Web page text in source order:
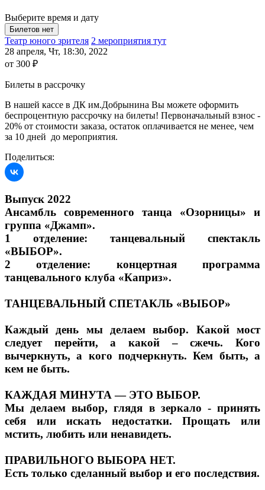
Выберите время и дату
Театр юного зрителя 2 мероприятия тут
28 апреля, Чт, 18:30, 2022
от 300 ₽
Билеты в рассрочку
В нашей кассе в ДК им.Добрынина Вы можете оформить
беспроцентную рассрочку на билеты! Первоначальный взнос -
20% от стоимости заказа, остаток оплачивается не менее, чем
за 10 дней до мероприятия.
Поделиться:
Выпуск 2022
Ансамбль современного танца «Озорницы» и
группа «Джамп».
1 отделение: танцевальный спектакль
«ВЫБОР».
2 отделение: концертная программа
танцевального клуба «Каприз».
ТАНЦЕВАЛЬНЫЙ СПЕТАКЛЬ «ВЫБОР»
Каждый день мы делаем выбор. Какой мост
следует перейти, а какой – сжечь. Кого
вычеркнуть, а кого подчеркнуть. Кем быть, а
кем не быть.
КАЖДАЯ МИНУТА — ЭТО ВЫБОР.
Мы делаем выбор, глядя в зеркало - принять
себя или искать недостатки. Прощать или
мстить, любить или ненавидеть.
ПРАВИЛЬНОГО ВЫБОРА НЕТ.
Есть только сделанный выбор и его последствия.